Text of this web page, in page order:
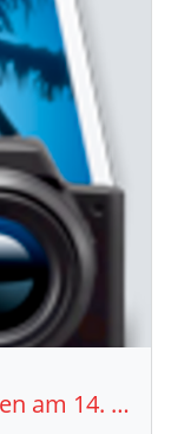
Vergleichskampf Elsass - Baden am 14. September in Lingolsheim